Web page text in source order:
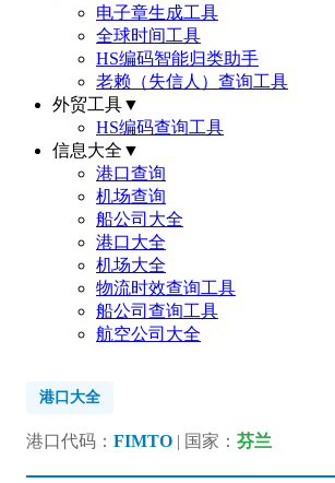
电子章生成工具
全球时间工具
HS编码智能归类助手
老赖（失信人）查询工具
外贸工具▼
HS编码查询工具
信息大全 ▼
港口查询
机场查询
船公司大全
港口大全
机场大全
物流时效查询工具
船公司查询工具
航空公司大全
港口大全
港口代码： FIMTO | 国家： 芬兰